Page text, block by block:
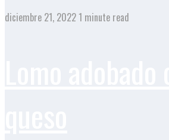
diciembre 21, 2022 1 minute read